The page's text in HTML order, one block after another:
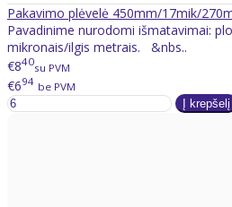
Pakavimo plėvelė 450mm/17mik/
Pavadinime nurodomi išmatavimai:
mikronais/ilgis metrais. &nbs..
€840su PVM
€694 be PVM